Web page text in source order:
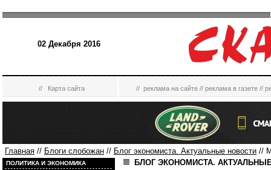
02 Декабря 2016
//Карта сайта //реклама на сайте//реклама в газете//
Главная // Блоги слобожан // Блог экономиста. Актуальные новости //
ПОЛИТИКА И ЭКОНОМИКА
БЛОГ ЭКОНОМИСТА.